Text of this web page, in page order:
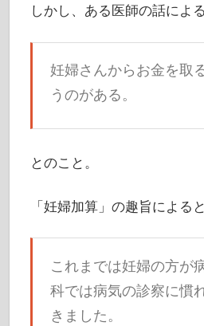
しかし、ある医師の話による
妊婦さんからお金を取
うのがある。
とのこと。
「妊婦加算」の趣旨によると
これまでは妊婦の方が
科では病気の診察に慣
きました。